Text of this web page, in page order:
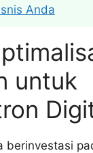
Anda
untuk
berinvestasi